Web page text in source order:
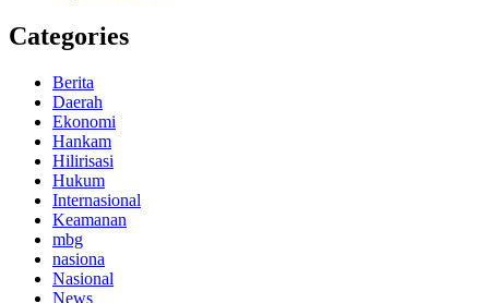
Categories
Berita
Daerah
Ekonomi
Hankam
Hilirisasi
Hukum
Internasional
Keamanan
mbg
nasiona
Nasional
News